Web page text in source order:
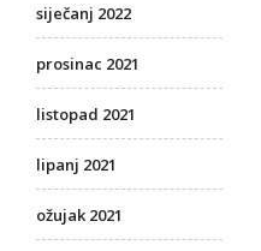
siječanj 2022
prosinac 2021
listopad 2021
lipanj 2021
ožujak 2021